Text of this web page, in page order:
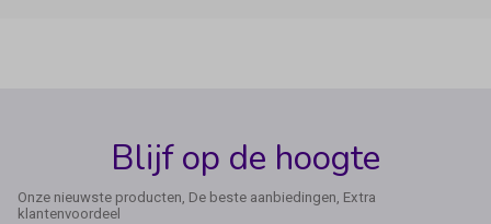
Blijf op de hoogte
Onze nieuwste producten, De beste aanbiedingen, Extra
klantenvoordeel